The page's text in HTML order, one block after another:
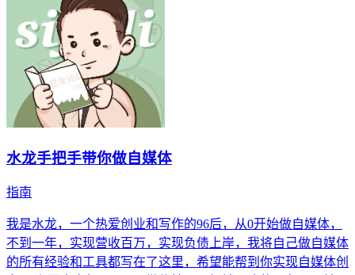
水龙手把手带你做自媒体
指南
我是水龙，一个热爱创业和写作的96后，从0开始做自媒体，
不到一年，实现营收百万，实现负债上岸，我将自己做自媒体
的所有经验和工具都写在了这里，希望能帮到你实现自媒体创